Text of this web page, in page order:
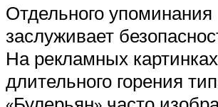
Отдельного упоминания
заслуживает
На рекламных
длительного горения